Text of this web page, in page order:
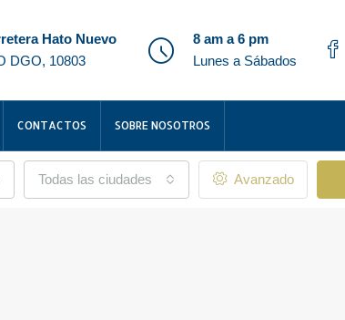
Hato Nuevo
DGO, 10803
8 am a 6 pm
Lunes a Sábados
CONTACTOS SOBRE NOSOTROS
Todas las ciudades Avanzado